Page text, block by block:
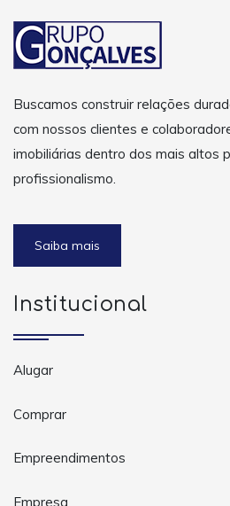
Buscamos construir relações
com nossos clientes e
imobiliárias dentro dos mais altos
profissionalismo.
Saiba mais
Institucional
Alugar
Comprar
Empreendimentos
Empresa